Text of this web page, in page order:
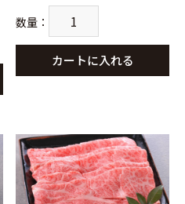
数量 ：
カートに入れる